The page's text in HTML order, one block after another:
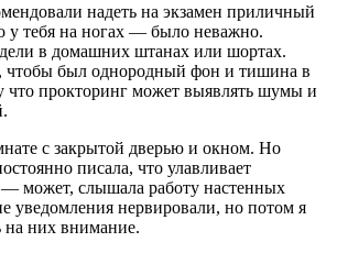
надеть на экзамен приличный
у тебя на ногах — было неважно.
в домашних штанах или шортах.
чтобы был однородный фон и тишина в
прокторинг может выявлять шумы и
с закрытой дверью и окном. Но
писала, что улавливает
— может, слышала работу настенных
уведомления нервировали, но потом я
на них внимание.